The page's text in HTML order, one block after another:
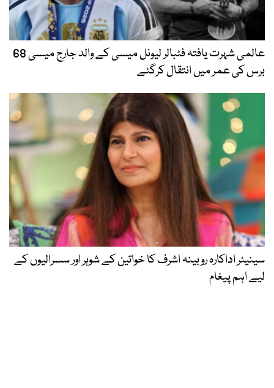
عالمی شہرت یافتہ فٹبالر لیونل میسی کے والد جارج میسی 68
برس کی عمر میں انتقال کرگئے
سینیئر اداکارہ روبینہ اشرف کا خواتین کے شوہر اور سسرالیوں کے
لیے اہم پیغام